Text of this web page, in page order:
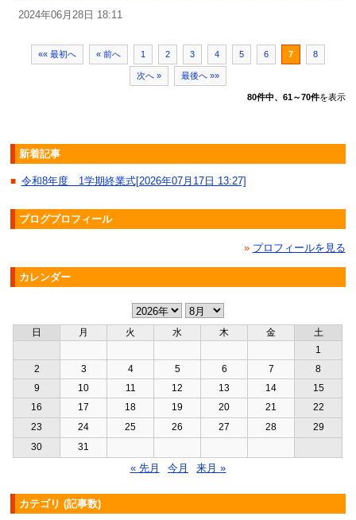
2024年06月28日 18:11
«« 最初へ « 前へ 1 2 3 4 5 6 7 8
次へ » 最後へ »»
80件中、61～70件を表示
新着記事
■ 令和8年度 1学期終業式[2026年07月17日 13:27]
ブログプロフィール
» プロフィールを見る
カレンダー
日 月 火 水 木 金
土
1
2
3 4 5 6 7
8
9
10 11 12 13 14
15
16
17 18 19 20 21
22
23
24 25 26 27 28
29
30
31
« 先月 今月 来月 »
カテゴリ (記事数)